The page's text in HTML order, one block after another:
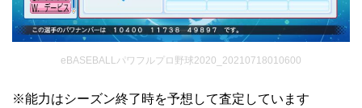
eBASEBALLパワフルプロ野球2020_20210718010600
※能力はシーズン終了時を予想して査定しています